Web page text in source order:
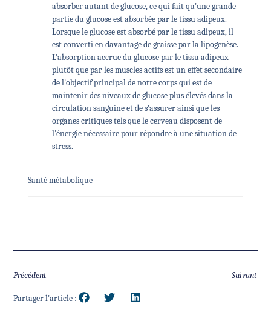
absorber autant de glucose, ce qui fait qu'une grande
partie du glucose est absorbée par le tissu adipeux.
Lorsque le glucose est absorbé par le tissu adipeux, il
est converti en davantage de graisse par la lipogenèse.
L'absorption accrue du glucose par le tissu adipeux
plutôt que par les muscles actifs est un effet secondaire
de l'objectif principal de notre corps qui est de
maintenir des niveaux de glucose plus élevés dans la
circulation sanguine et de s'assurer ainsi que les
organes critiques tels que le cerveau disposent de
l'énergie nécessaire pour répondre à une situation de
stress.
Santé métabolique
Précédent Suivant
Partager l'article :